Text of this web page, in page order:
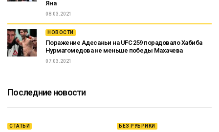
Яна
08.03.2021
НОВОСТИ
Поражение Адесаньи на UFC 259 порадовало Хабиба
Нурмагомедова не меньше победы Махачева
07.03.2021
Последние новости
СТАТЬИ БЕЗ РУБРИКИ